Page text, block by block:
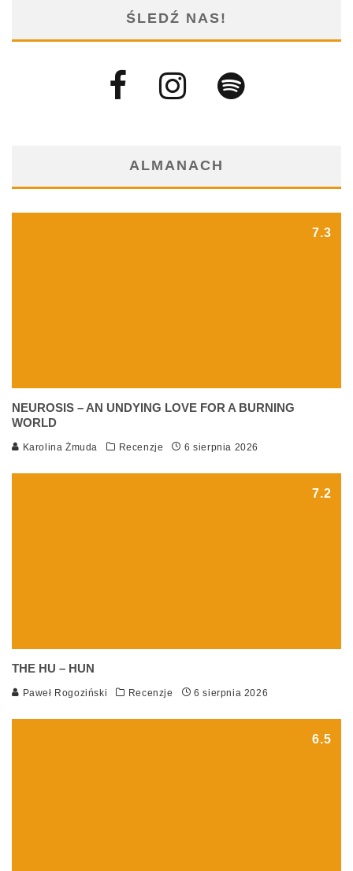
ŚLEDŹ NAS!
ALMANACH
7.3
NEUROSIS – AN UNDYING LOVE FOR A BURNING
WORLD
Karolina Żmuda Recenzje 6 sierpnia 2026
7.2
THE HU – HUN
Paweł Rogoziński Recenzje 6 sierpnia 2026
6.5